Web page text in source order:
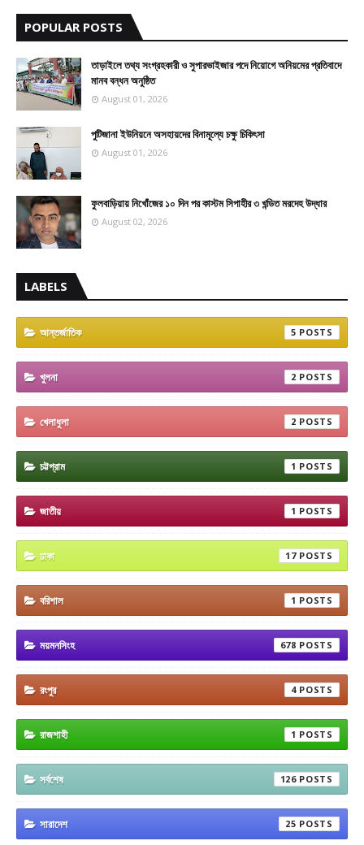
POPULAR POSTS
তাড়াইলে তথ্য সংগ্রহকারী ও সুপারভাইজার পদে নিয়োগে অনিয়মের প্রতিবাদে
মানব বন্ধন অনুষ্ঠিত
August 01, 2026
পুটিজানা ইউনিয়নে অসহায়দের বিনামূল্যে চক্ষু চিকিৎসা
August 01, 2026
ফুলবাড়িয়ায় নিখোঁজের ১০ দিন পর কাস্টম সিপাহীর ৩ খন্ডিত মরদেহ উদ্ধার
August 02, 2026
LABELS
আন্তর্জাতিক 5
খুলনা 2
খেলাধুলা 2
চট্টগ্রাম 1
জাতীয় 1
ঢাকা 17
বরিশাল 1
ময়মনসিংহ 678
রংপুর 4
রাজশাহী 1
সর্বশেষ 126
সারাদেশ 25